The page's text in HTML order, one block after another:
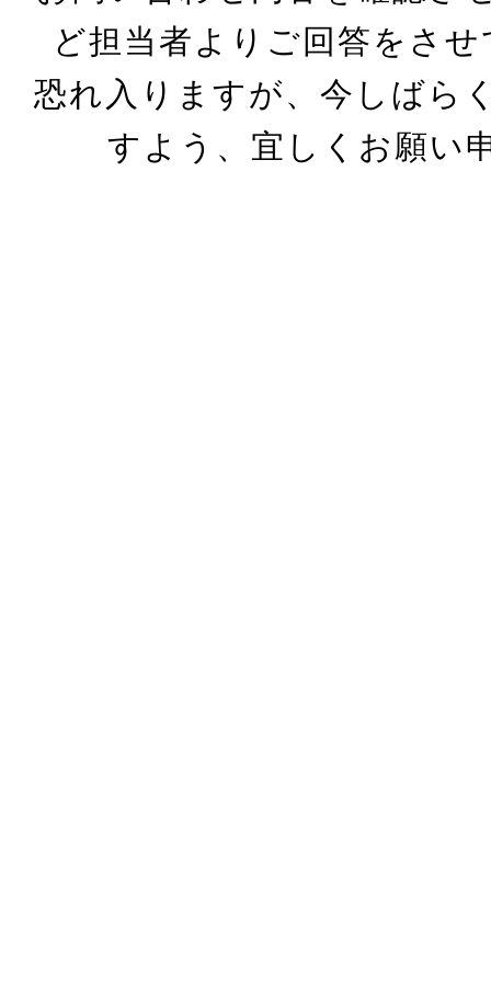
ど担当者よりご回答をさ
恐れ入りますが、今しばら
すよう、宜しくお願い